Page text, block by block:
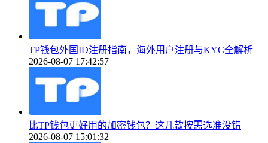
TP钱包外国ID注册指南，海外用户注册与KYC全解析
2026-08-07 17:42:57
比TP钱包更好用的加密钱包？这几款按需选准没错
2026-08-07 15:01:32